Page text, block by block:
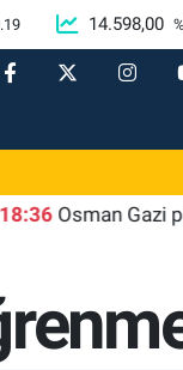
14.598,00
Gazi